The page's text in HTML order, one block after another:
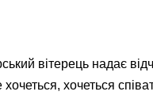
вітерець надає
хочеться, хочеться